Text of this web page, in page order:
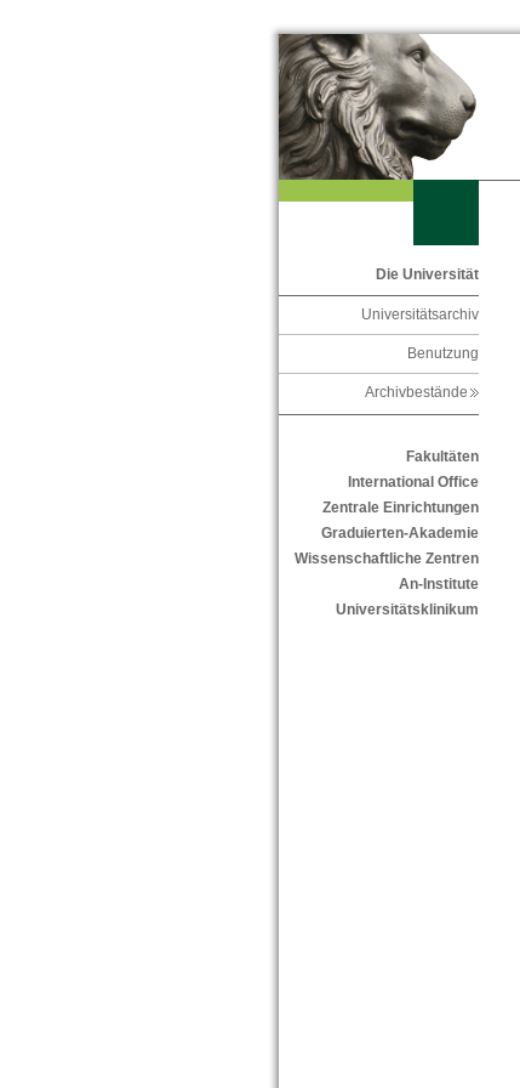
Die Universität
Universitätsarchiv
Benutzung
Archivbestände
Fakultäten
International Office
Zentrale Einrichtungen
Graduierten-Akademie
Wissenschaftliche Zentren
An-Institute
Universitätsklinikum